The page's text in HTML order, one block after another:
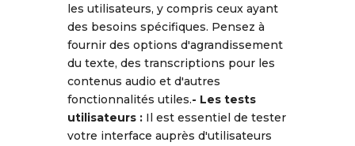
les utilisateurs, y compris ceux ayant
des besoins spécifiques. Pensez à
fournir des options d'agrandissement
du texte, des transcriptions pour les
contenus audio et d'autres
fonctionnalités utiles.- Les tests
utilisateurs : Il est essentiel de tester
votre interface auprès d'utilisateurs